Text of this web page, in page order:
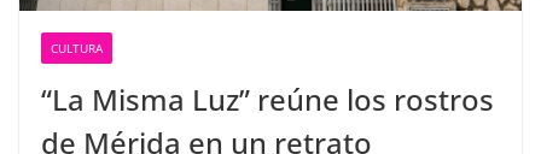
CULTURA
“La Misma Luz” reúne los rostros
de Mérida en un retrato